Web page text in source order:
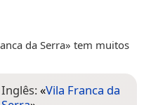
da Serra» tem muitos
Inglês:«Vila Franca da